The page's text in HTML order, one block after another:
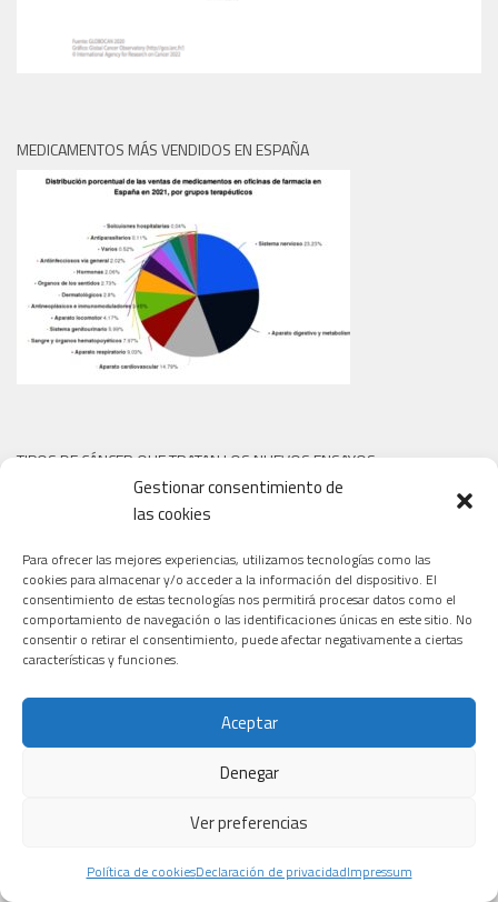
Gestionar consentimiento de
las cookies
Para ofrecer las mejores experiencias, utilizamos tecnologías como las
cookies para almacenar y/o acceder a la información del dispositivo. El
consentimiento de estas tecnologías nos permitirá procesar datos como el
comportamiento de navegación o las identificaciones únicas en este sitio. No
consentir o retirar el consentimiento, puede afectar negativamente a ciertas
características y funciones.
Aceptar
Denegar
Ver preferencias
Política de cookiesDeclaración de privacidadImpressum
MEDICAMENTOS MÁS VENDIDOS EN ESPAÑA
TIPOS DE CÁNCER QUE TRATAN LOS NUEVOS ENSAYOS